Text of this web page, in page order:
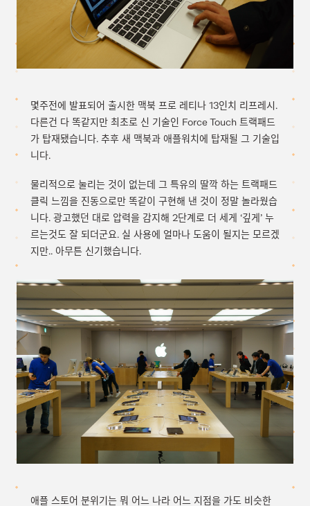
몇주전에 발표되어 출시한 맥북 프로 레티나 13인치 리프레시.
다른건 다 똑같지만 최초로 신 기술인 Force Touch 트랙패드
가 탑재됐습니다. 추후 새 맥북과 애플워치에 탑재될 그 기술입
니다.
물리적으로 눌리는 것이 없는데 그 특유의 딸깍 하는 트랙패드
클릭 느낌을 진동으로만 똑같이 구현해 낸 것이 정말 놀라웠습
니다. 광고했던 대로 압력을 감지해 2단계로 더 세게 ‘깊게’ 누
르는것도 잘 되더군요. 실 사용에 얼마나 도움이 될지는 모르겠
지만.. 아무튼 신기했습니다.
애플 스토어 분위기는 뭐 어느 나라 어느 지점을 가도 비슷한